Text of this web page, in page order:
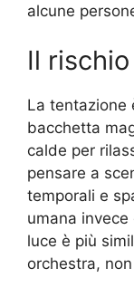
alcune
Il
La tentazione
bacchetta
calde per
pensare a
temporali e
umana
luce è più
orchestra,